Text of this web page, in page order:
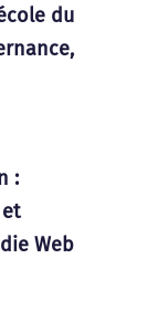
du
:
Web